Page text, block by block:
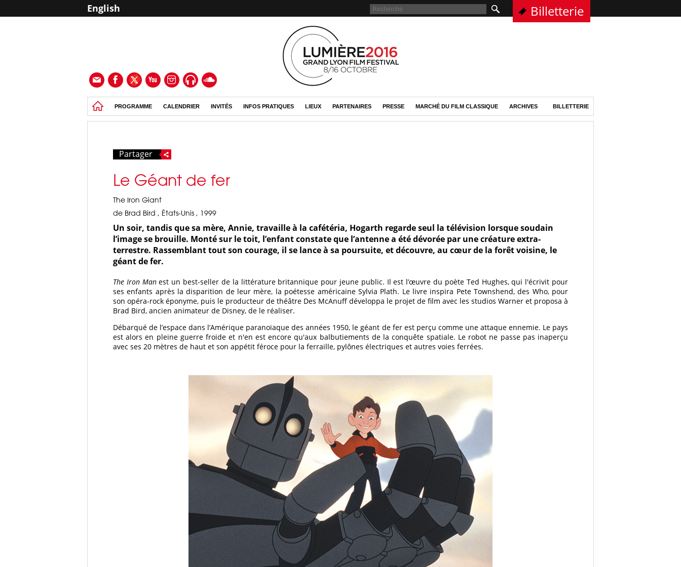
English Billetterie
PROGRAMME CALENDRIER INVITÉS INFOS PRATIQUES LIEUX PARTENAIRES PRESSE MARCHÉ DU FILM CLASSIQUE ARCHIVES BILLETTERIE
Partager
Le Géant de fer
The Iron Giant
de Brad Bird , États-Unis , 1999
Un soir, tandis que sa mère, Annie, travaille à la cafétéria, Hogarth regarde seul la télévision lorsque soudain
l’image se brouille. Monté sur le toit, l’enfant constate que l’antenne a été dévorée par une créature extra-
terrestre. Rassemblant tout son courage, il se lance à sa poursuite, et découvre, au cœur de la forêt voisine, le
géant de fer.
The Iron Manest un best-seller de la littérature britannique pour jeune public. Il est l’œuvre du poète Ted Hughes, qui l'écrivit pour
ses enfants après la disparition de leur mère, la poétesse américaine Sylvia Plath. Le livre inspira Pete Townshend, des Who, pour
son opéra-rock éponyme, puis le producteur de théâtre Des McAnuff développa le projet de film avec les studios Warner et proposa à
Brad Bird, ancien animateur de Disney, de le réaliser.
Débarqué de l’espace dans l’Amérique paranoïaque des années 1950, le géant de fer est perçu comme une attaque ennemie. Le pays
est alors en pleine guerre froide et n'en est encore qu'aux balbutiements de la conquête spatiale. Le robot ne passe pas inaperçu
avec ses 20 mètres de haut et son appétit féroce pour la ferraille, pylônes électriques et autres voies ferrées.